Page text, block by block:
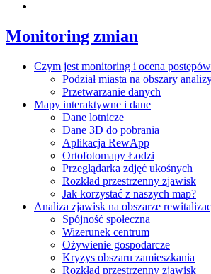
Monitoring zmian
Czym jest monitoring i ocena
Podział miasta na obszary
Przetwarzanie danych
Mapy interaktywne i dane
Dane lotnicze
Dane 3D do pobrania
Aplikacja RewApp
Ortofotomapy Łodzi
Przeglądarka zdjęć ukośnych
Rozkład przestrzenny zjawisk
Jak korzystać z naszych map?
Analiza zjawisk na obszarze
Spójność społeczna
Wizerunek centrum
Ożywienie gospodarcze
Kryzys obszaru zamieszkania
Rozkład przestrzenny zjawisk